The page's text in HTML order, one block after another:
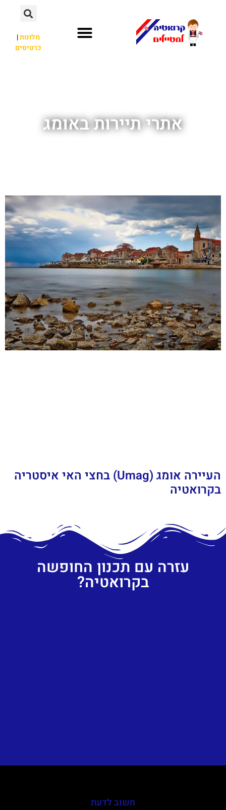
מלונות|
כרטיסים
אתרי תיירות באומג
העיירה אומג (Umag) בחצי האי איסטריה
בקרואטיה
עזרה עם תכנון החופשה
בקרואטיה?
חשוב לדעת